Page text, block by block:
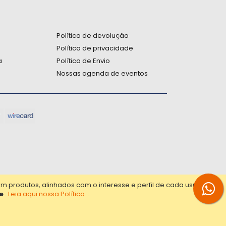
produtos, alinhados com o interesse e perfil de cada usuário.
. Leia aqui nossa Política...
Política de devolução
Política de privacidade
Política de Envio
Nossas agenda de eventos